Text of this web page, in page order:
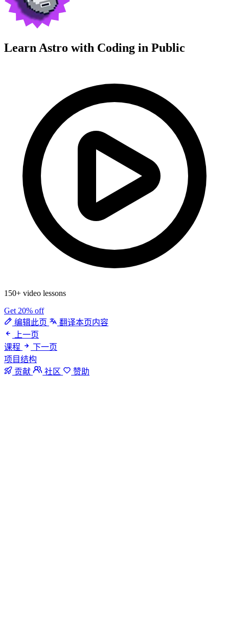
Learn Astro with Coding in Public
150+ video lessons
Get 20% off
编辑此页
翻译本页内容
上一页
课程
下一页
项目结构
贡献
社区 赞助